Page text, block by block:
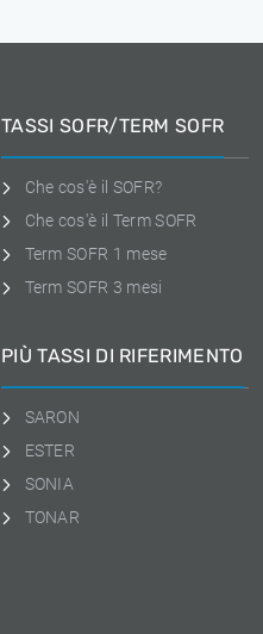
TASSI SOFR/TERM SOFR
Che cos'è il SOFR?
Che cos'è il Term SOFR
Term SOFR 1 mese
Term SOFR 3 mesi
PIÙ TASSI DI RIFERIMENTO
SARON
ESTER
SONIA
TONAR